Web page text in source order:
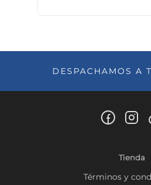
DESPACHAMOS A
Tienda
Términos y